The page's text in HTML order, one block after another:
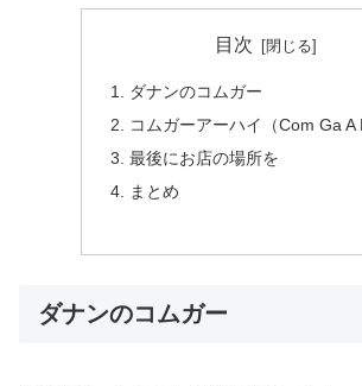
目次
ダナンのコムガー
コムガーアーハイ（Com Ga A
最後にお店の場所を
まとめ
ダナンのコムガー